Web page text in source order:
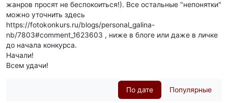
жанров просят не беспокоиться!). Все остальные "непонятки"
можно уточнить здесь
https://fotokonkurs.ru/blogs/personal_galina-
nb/7803#comment_1623603 , ниже в блоге или даже в личке
до начала конкурса.
Начали!
Всем удачи!
По дате Популярные